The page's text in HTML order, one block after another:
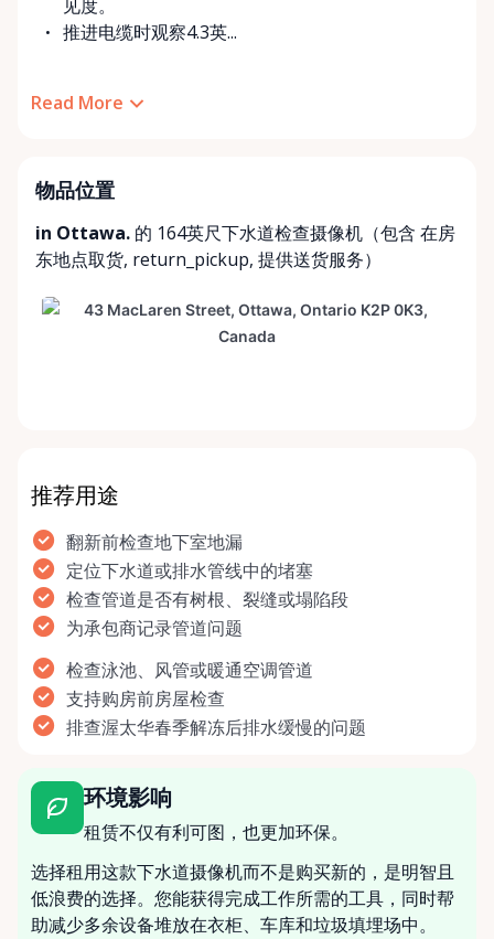
见度。
推进电缆时观察4.3英...
Read More
物品位置
in Ottawa. 的 164英尺下水道检查摄像机（包含 在房
东地点取货, return_pickup, 提供送货服务）
推荐用途
翻新前检查地下室地漏
定位下水道或排水管线中的堵塞
检查管道是否有树根、裂缝或塌陷段
为承包商记录管道问题
检查泳池、风管或暖通空调管道
支持购房前房屋检查
排查渥太华春季解冻后排水缓慢的问题
环境影响
租赁不仅有利可图，也更加环保。
选择租用这款下水道摄像机而不是购买新的，是明智且
低浪费的选择。您能获得完成工作所需的工具，同时帮
助减少多余设备堆放在衣柜、车库和垃圾填埋场中。